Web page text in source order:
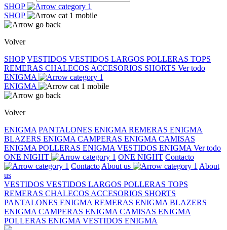
SHOP
SHOP
Volver
SHOP VESTIDOS VESTIDOS LARGOS POLLERAS TOPS
REMERAS CHALECOS ACCESORIOS SHORTS Ver todo
ENIGMA
ENIGMA
Volver
ENIGMA PANTALONES ENIGMA REMERAS ENIGMA
BLAZERS ENIGMA CAMPERAS ENIGMA CAMISAS
ENIGMA POLLERAS ENIGMA VESTIDOS ENIGMA Ver todo
ONE NIGHT
ONE NIGHT Contacto
Contacto About us
About
us
VESTIDOS VESTIDOS LARGOS POLLERAS TOPS
REMERAS CHALECOS ACCESORIOS SHORTS
PANTALONES ENIGMA REMERAS ENIGMA BLAZERS
ENIGMA CAMPERAS ENIGMA CAMISAS ENIGMA
POLLERAS ENIGMA VESTIDOS ENIGMA